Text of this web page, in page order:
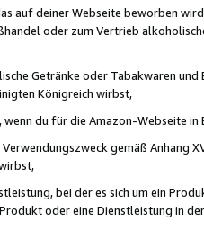
auf deiner Webseite beworben
oder zum Vertrieb
Getränke oder Tabakwaren
Königreich wirbst,
du für die Amazon-Webseite in
gemäß Anhang
bei der es sich um ein
oder eine Dienstleistung in